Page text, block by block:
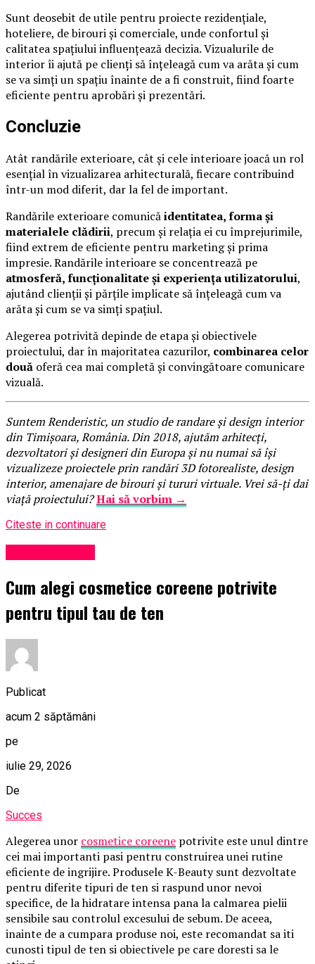
Sunt deosebit de utile pentru proiecte rezidențiale,
hoteliere, de birouri și comerciale, unde confortul și
calitatea spațiului influențează decizia. Vizualurile de
interior îi ajută pe clienți să înțeleagă cum va arăta și cum
se va simți un spațiu înainte de a fi construit, fiind foarte
eficiente pentru aprobări și prezentări.
Concluzie
Atât randările exterioare, cât și cele interioare joacă un rol
esențial în vizualizarea arhitecturală, fiecare contribuind
într-un mod diferit, dar la fel de important.
Randările exterioare comunicăidentitatea, forma și
materialele clădirii, precum și relația ei cu împrejurimile,
fiind extrem de eficiente pentru marketing și prima
impresie. Randările interioare se concentrează pe
atmosferă, funcționalitate și experiența utilizatorului,
ajutând clienții și părțile implicate să înțeleagă cum va
arăta și cum se va simți spațiul.
Alegerea potrivită depinde de etapa și obiectivele
proiectului, dar în majoritatea cazurilor, combinarea celor
două oferă cea mai completă și convingătoare comunicare
vizuală.
Suntem Renderistic, un studio de randare și design interior
din Timișoara, România. Din 2018, ajutăm arhitecți,
dezvoltatori și designeri din Europa și nu numai să își
vizualizeze proiectele prin randări 3D fotorealiste, design
interior, amenajare de birouri și tururi virtuale. Vrei să-ți dai
viață proiectului?Hai să vorbim →
Citeste in continuare
Cum alegi cosmetice coreene potrivite
pentru tipul tau de ten
Publicat
acum 2 săptămâni
pe
iulie 29, 2026
De
Succes
Alegerea unor cosmetice coreene potrivite este unul dintre
cei mai importanti pasi pentru construirea unei rutine
eficiente de ingrijire. Produsele K-Beauty sunt dezvoltate
pentru diferite tipuri de ten si raspund unor nevoi
specifice, de la hidratare intensa pana la calmarea pielii
sensibile sau controlul excesului de sebum. De aceea,
inainte de a cumpara produse noi, este recomandat sa iti
cunosti tipul de ten si obiectivele pe care doresti sa le